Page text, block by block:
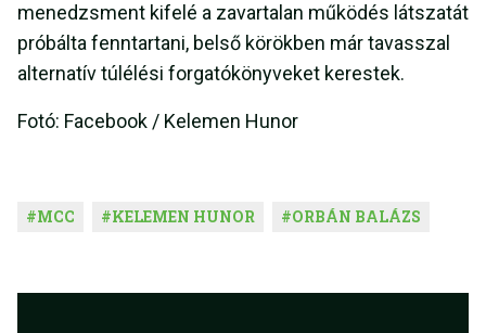
menedzsment kifelé a zavartalan működés látszatát
próbálta fenntartani, belső körökben már tavasszal
alternatív túlélési forgatókönyveket kerestek.
Fotó: Facebook / Kelemen Hunor
#MCC #KELEMEN HUNOR #ORBÁN BALÁZS